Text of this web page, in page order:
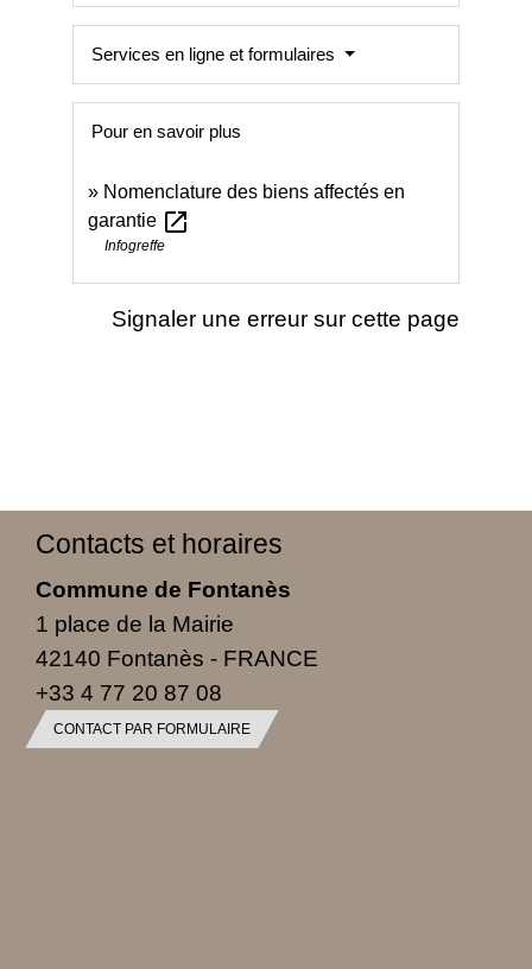
Services en ligne et formulaires
Pour en savoir plus
Nomenclature des biens affectés en
garantie open_in_new
Infogreffe
Signaler une erreur sur cette page
Contacts et horaires
Commune de Fontanès
1 place de la Mairie
42140 Fontanès - FRANCE
+33 4 77 20 87 08
CONTACT PAR FORMULAIRE